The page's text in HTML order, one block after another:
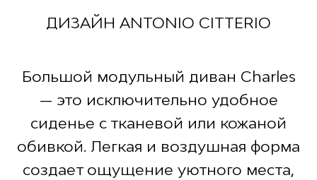
ДИЗАЙН ANTONIO CITTERIO
Большой модульный диван Charles
— это исключительно удобное
сиденье с тканевой или кожаной
обивкой. Легкая и воздушная форма
создает ощущение уютного места,